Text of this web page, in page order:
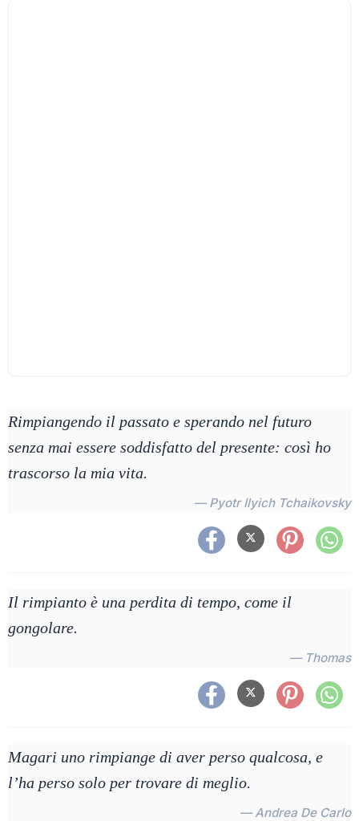
Rimpiangendo il passato e sperando nel futuro
senza mai essere soddisfatto del presente: così ho
trascorso la mia vita.
— Pyotr Ilyich Tchaikovsky
Il rimpianto è una perdita di tempo, come il
gongolare.
— Thomas
Magari uno rimpiange di aver perso qualcosa, e
l’ha perso solo per trovare di meglio.
— Andrea De Carlo